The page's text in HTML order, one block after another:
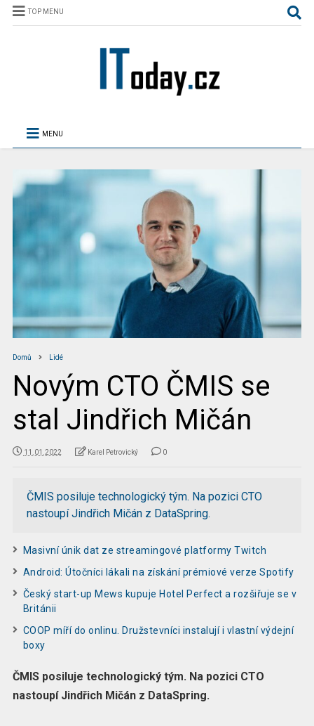
TOP MENU
MENU
Domů Lidé
Novým CTO ČMIS se
stal Jindřich Mičán
11.01.2022 Karel Petrovický 0
ČMIS posiluje technologický tým. Na pozici CTO
nastoupí Jindřich Mičán z DataSpring.
Masivní únik dat ze streamingové platformy Twitch
Android: Útočníci lákali na získání prémiové verze Spotify
Český start-up Mews kupuje Hotel Perfect a rozšiřuje se v
Británii
COOP míří do onlinu. Družstevníci instalují i vlastní výdejní
boxy
ČMIS posiluje technologický tým. Na pozici CTO
nastoupí Jindřich Mičán z DataSpring.